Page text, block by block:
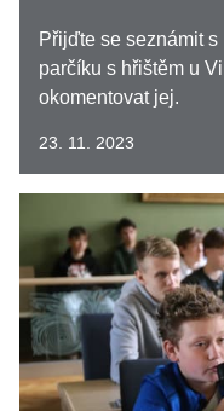
Přijďte se seznámit
parčíku s hřištěm u
okomentovat jej.
23. 11. 2023